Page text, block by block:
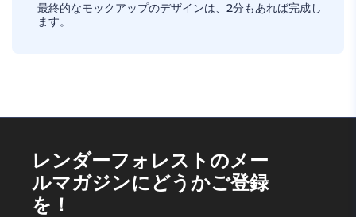
最終的なモックアップのデザインは、2分もあれば完成し
ます。
レンダーフォレストのメー
ルマガジンにどうかご登録
を！